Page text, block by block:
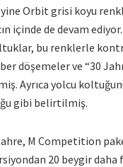
yine Orbit grisi koyu
içinde de devam
bu renklerle
döşemeler ve “30
Ayrıca yolcu
gibi belirtilmiş.
M Competition
20 beygir